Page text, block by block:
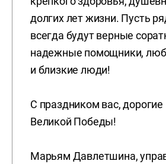
долгих лет жизни. Пусть
всегда будут верные
надежные помощники,
и близкие люди!
С праздником вас,
Великой Победы!
Марьям Давлетшина,